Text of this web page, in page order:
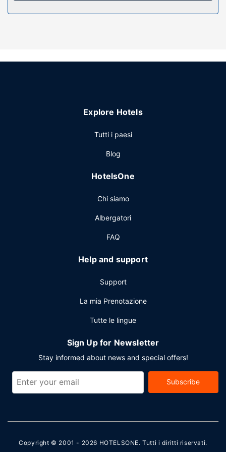
che includono una piscina all'aperto e un servizio di
lavaggio a secco, deposito bagagli e un servizio
Presso un hotel avrai a disposizione 100 metri quadrati di
Potrai usufruire di una navetta da e per l'aeroporto su
Explore Hotels
Tutti i paesi
Blog
HotelsOne
Chi siamo
Albergatori
FAQ
Help and support
Support
La mia Prenotazione
Tutte le lingue
Sign Up for Newsletter
Stay informed about news and special offers!
Subscribe
Copyright © 2001 - 2026 HOTELSONE. Tutti i diritti riservati.